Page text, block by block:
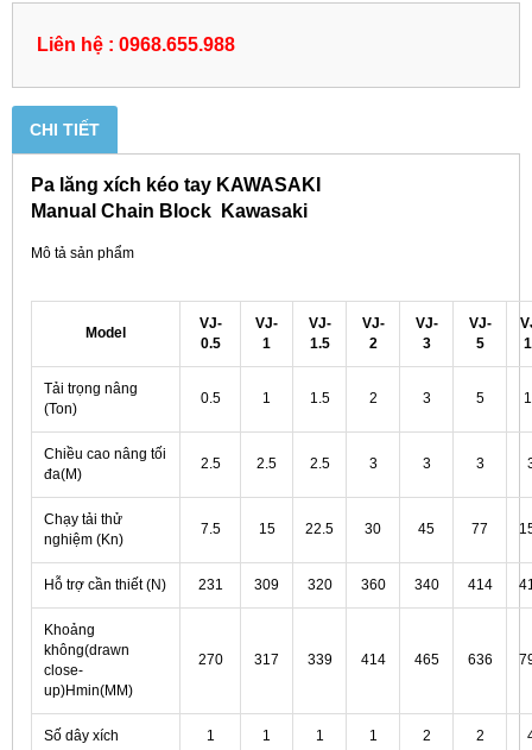
Liên hệ : 0968.655.988
CHI TIẾT
Pa lăng xích kéo tay KAWASAKI
Manual Chain Block Kawasaki
Mô tả sản phẩm
Model
VJ-
0.5
VJ-
1
VJ-
1.5
VJ-
2
VJ-
3
VJ-
5
Tải trọng nâng
(Ton)
0.5 1 1.5 2 3 5
Chiều cao nâng tối
đa(M)
2.5 2.5 2.5 3 3 3
Chạy tải thử
nghiệm (Kn)
7.5 15 22.5 30 45 77
Hỗ trợ cần thiết (N) 231 309 320 360 340 414
Khoảng
không(drawn
close-
up)Hmin(MM)
270 317 339 414 465 636
Số dây xích 1 1 1 1 2 2